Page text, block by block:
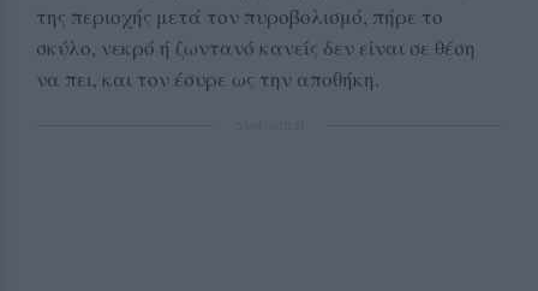
της περιοχής μετά τον πυροβολισμό, πήρε το
σκύλο, νεκρό ή ζωντανό κανείς δεν είναι σε θέση
να πει, και τον έσυρε ως την αποθήκη.